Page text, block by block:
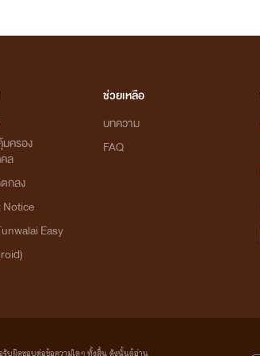
ครอง
ล
ตกลง
Easy
ช่วยเหลือ
บทความ
FAQ
อรับผิดชอบต่อข้อความใดๆ ทั้งสิ้น ดังนั้นผู้อ่าน